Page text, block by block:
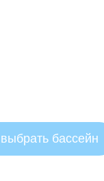
выбрать бассейн